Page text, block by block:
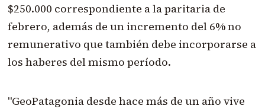
$250.000 correspondiente a la paritaria de
febrero, además de un incremento del 6% no
remunerativo que también debe incorporarse a
los haberes del mismo período.
"GeoPatagonia desde hace más de un año vive